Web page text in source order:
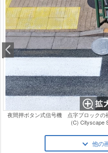
夜間押ボタン式信号機 点字ブロックの
(C) Cityscape
他の